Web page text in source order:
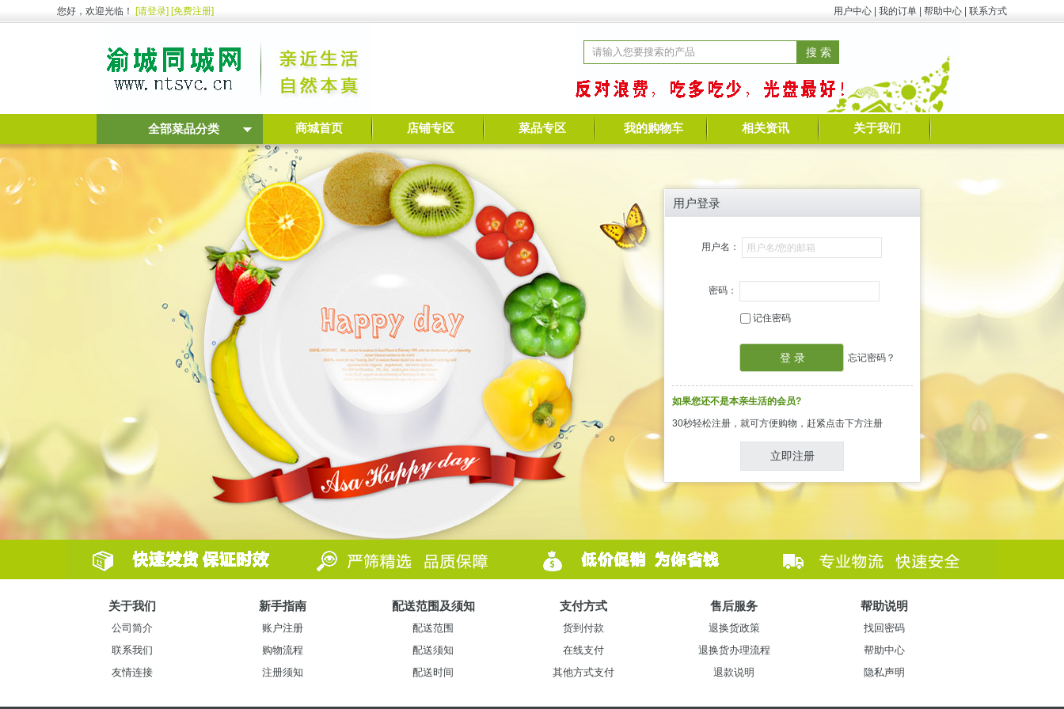
您好，欢迎光临！ [请登录] [免费注册] 用户中心 我的订单 帮助中心 联系方式
全部菜品分类 商城首页 店铺专区 菜品专区 我的购物车 相关资讯 关于我们
用户登录
用户名：
密码：
记住密码
忘记密码？
如果您还不是本亲生活的会员?
30秒轻松注册，就可方便购物，赶紧点击下方注册
立即注册
关于我们
公司简介
联系我们
友情连接
新手指南
账户注册
购物流程
注册须知
配送范围及须知
配送范围
配送须知
配送时间
支付方式
货到付款
在线支付
其他方式支付
售后服务
退换货政策
退换货办理流程
退款说明
帮助说明
找回密码
帮助中心
隐私声明